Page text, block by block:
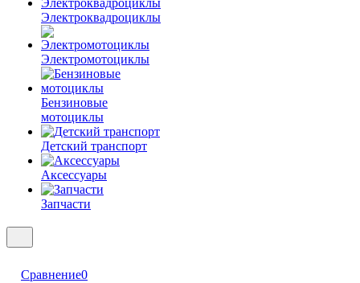
Электроквадроциклы
Электромотоциклы
Бензиновые
мотоциклы
Детский транспорт
Аксессуары
Запчасти
Сравнение0